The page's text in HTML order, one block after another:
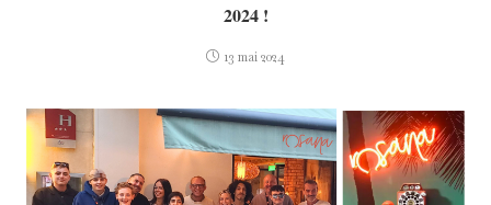
2024 !
13 mai 2024